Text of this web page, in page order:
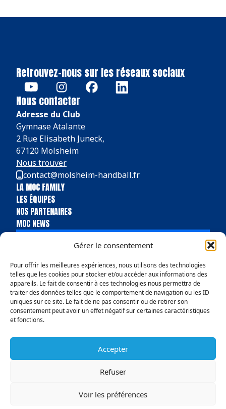
Gérer le consentement
Pour offrir les meilleures expériences, nous utilisons des technologies
telles que les cookies pour stocker et/ou accéder aux informations des
appareils. Le fait de consentir à ces technologies nous permettra de
traiter des données telles que le comportement de navigation ou les ID
uniques sur ce site. Le fait de ne pas consentir ou de retirer son
consentement peut avoir un effet négatif sur certaines caractéristiques
et fonctions.
Accepter
Refuser
Voir les préférences
Retrouvez-nous sur les réseaux sociaux
Nous contacter
Adresse du Club
Gymnase Atalante
2 Rue Elisabeth Juneck,
67120 Molsheim
Nous trouver
contact@molsheim-handball.fr
LA MOC FAMILY
LES ÉQUIPES
NOS PARTENAIRES
MOC NEWS
BILLETTERIE
BOUTIQUE
Politique de confidentialitéConditions Générales de vente
Mentions légales
Politique en matière de remboursements et de retours
© Copyright 2025 MOC Handball Molsheim